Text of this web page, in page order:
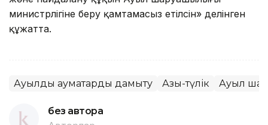
министрлігіне беру қамтамасыз етілсін» делінген
құжатта.
Ауылдық аумақтарды дамыту Азық-түлік Ауыл
без автора